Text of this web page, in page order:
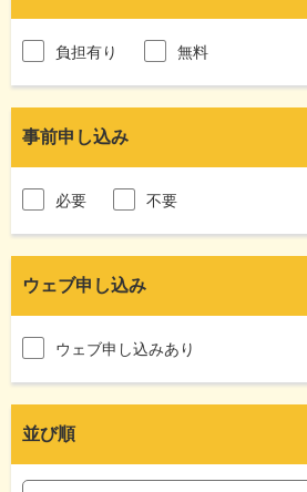
負担有り 無料
事前申し込み
必要 不要
ウェブ申し込み
ウェブ申し込みあり
並び順